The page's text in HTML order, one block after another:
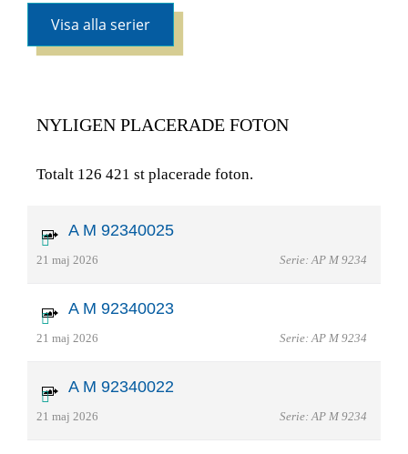
Visa alla serier
NYLIGEN PLACERADE FOTON
Totalt 126 421 st placerade foton.
A M 92340025
21 maj 2026 Serie: AP M 9234
A M 92340023
21 maj 2026 Serie: AP M 9234
A M 92340022
21 maj 2026 Serie: AP M 9234